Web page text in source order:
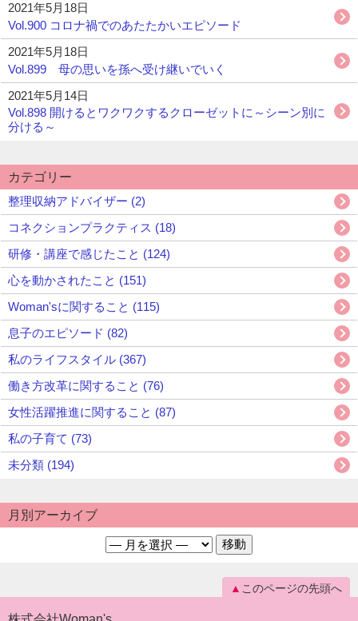
2021年5月18日
Vol.900 コロナ禍でのあたたかいエピソード
2021年5月18日
Vol.899 母の思いを孫へ受け継いでいく
2021年5月14日
Vol.898 開けるとワクワクするクローゼットに～シーン別に
分ける～
カテゴリー
整理収納アドバイザー (2)
コネクションプラクティス (18)
研修・講座で感じたこと (124)
心を動かされたこと (151)
Woman'sに関すること (115)
息子のエピソード (82)
私のライフスタイル (367)
働き方改革に関すること (76)
女性活躍推進に関すること (87)
私の子育て (73)
未分類 (194)
月別アーカイブ
このページの先頭へ